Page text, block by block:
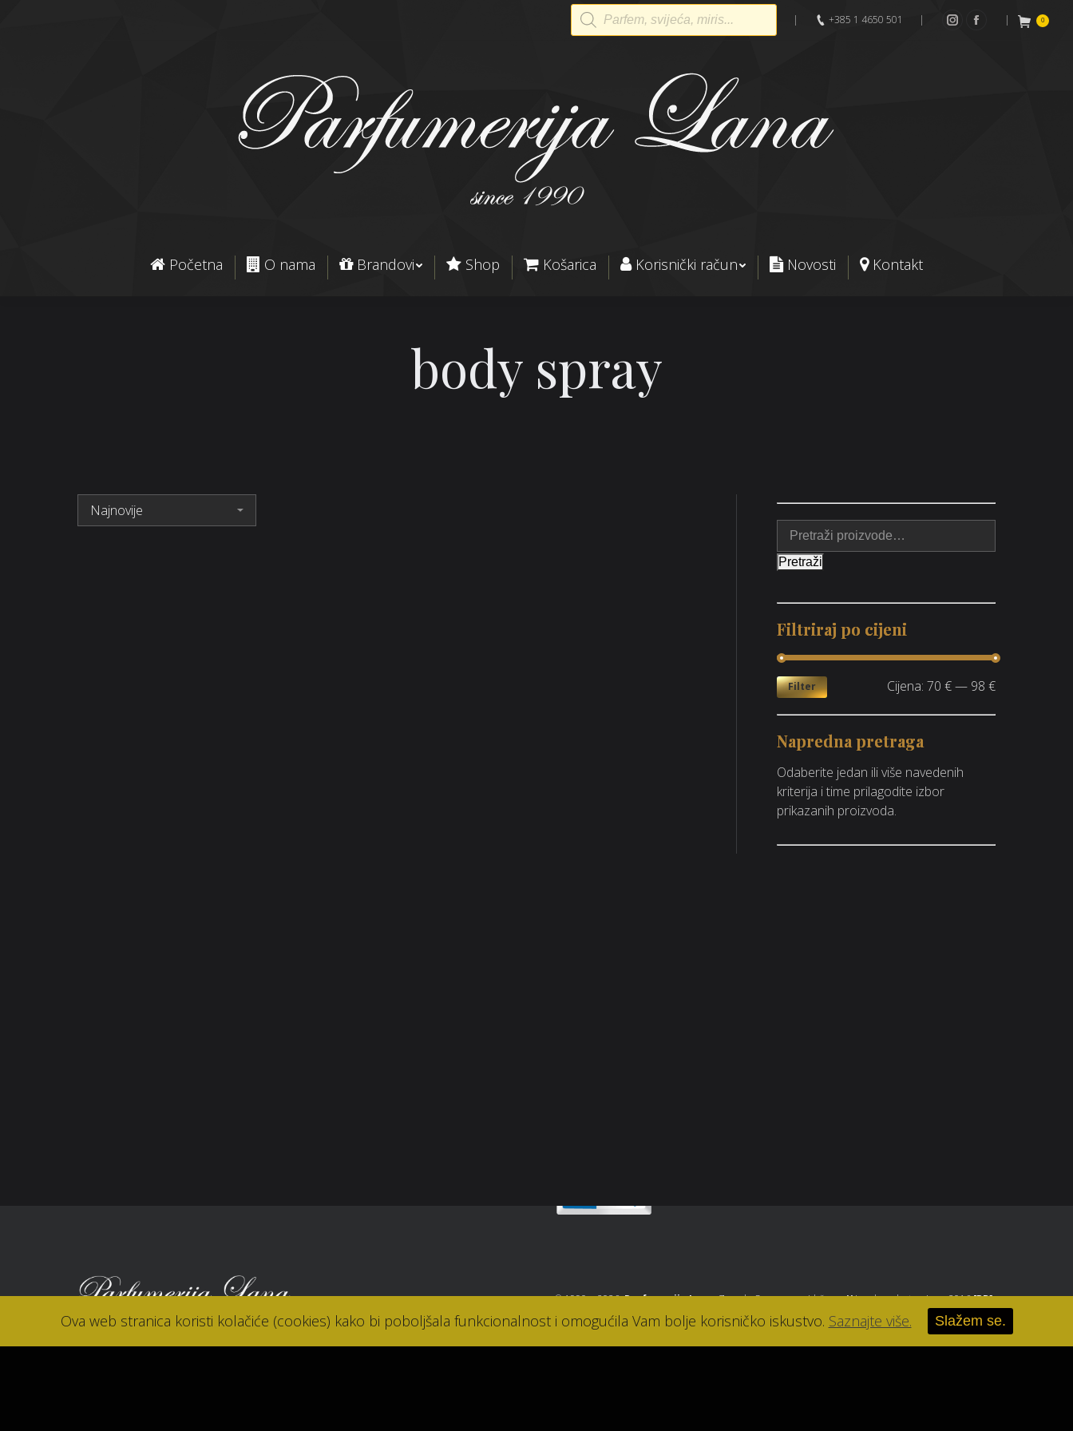
Products
search
| +385 1 4650 501 |
Instagram
Facebook
| 0
Početna O nama Brandovi Shop Košarica Korisnički račun Novosti Kontakt
body spray
Pretraži
Filtriraj po cijeni
Filter Cijena: 70 €— 98 €
Napredna pretraga
Odaberite jedan ili više navedenih
kriterija i time prilagodite izbor
prikazanih proizvoda.
© 1990. - 2026.Parfumerija Lana, Zagreb. Sva prava pridržana.//Izrada web stranice u 2016[RB].
Ova web stranica koristi kolačiće (cookies) kako bi poboljšala funkcionalnost i omogućila Vam bolje korisničko iskustvo. Saznajte više. Slažem se.